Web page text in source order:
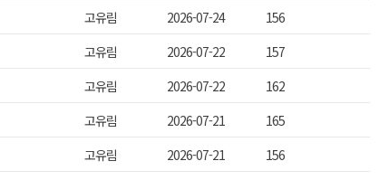
고유림 2026-07-24
156
고유림 2026-07-22
157
고유림 2026-07-22
162
고유림 2026-07-21
165
고유림 2026-07-21 156